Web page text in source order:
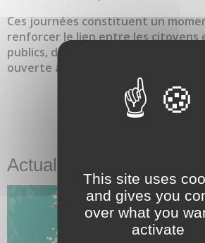
Ces journées constituent un
renforcer le lien entre les citoyens
publics, dans une ambiance
ouverte à tous.
Dernière
Actualité
This site uses
and gives you
over what you
activate